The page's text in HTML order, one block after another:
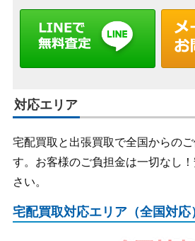
対応エリア
宅配買取と出張買取で全国からの
す。お客様のご負担金は一切なし
さい。
宅配買取対応エリア（全国対応